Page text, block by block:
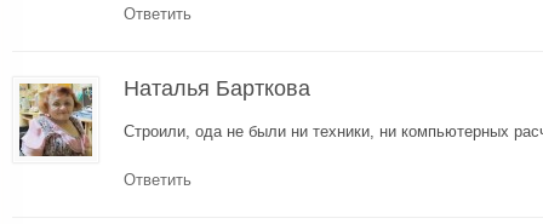
Ответить
Наталья Барткова
Строили, ода не были ни техники, ни компьютерных
Ответить